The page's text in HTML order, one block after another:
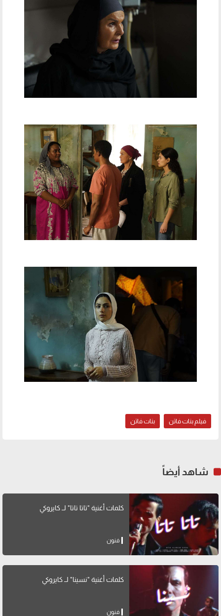
فيلم بنات فاتن بنات فاتن
شاهد أيضاً
كلمات أغنية "تاتا تاتا" لــ كايروكي
فنون
كلمات أغنية "نسينا" لــ كايروكي
فنون